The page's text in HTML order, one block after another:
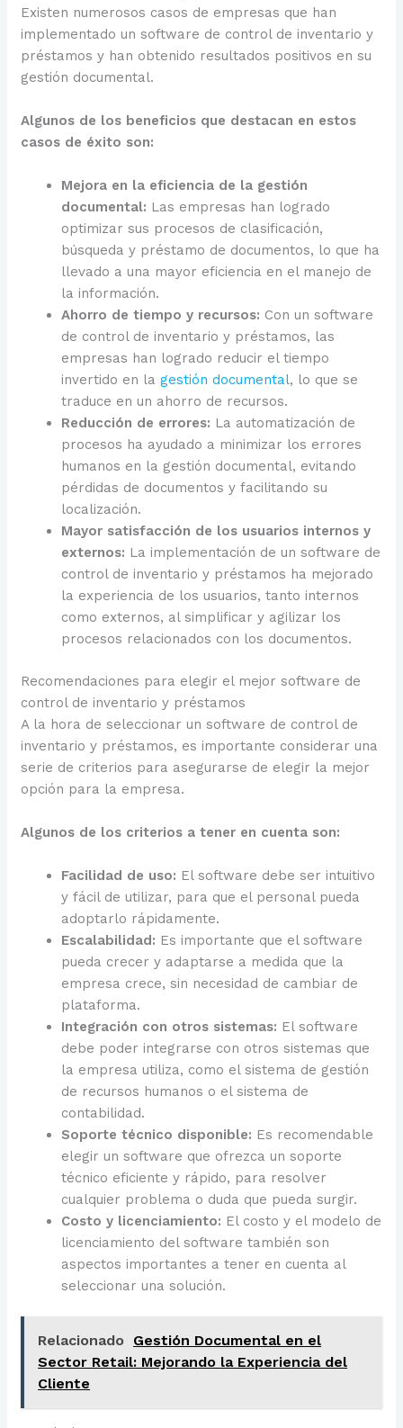
Existen numerosos casos de empresas que han
implementado un software de control de inventario y
préstamos y han obtenido resultados positivos en su
gestión documental.
Algunos de los beneficios que destacan en estos
casos de éxito son:
Mejora en la eficiencia de la gestión
documental: Las empresas han logrado
optimizar sus procesos de clasificación,
búsqueda y préstamo de documentos, lo que ha
llevado a una mayor eficiencia en el manejo de
la información.
Ahorro de tiempo y recursos: Con un software
de control de inventario y préstamos, las
empresas han logrado reducir el tiempo
invertido en lagestión documental, lo que se
traduce en un ahorro de recursos.
Reducción de errores: La automatización de
procesos ha ayudado a minimizar los errores
humanos en la gestión documental, evitando
pérdidas de documentos y facilitando su
localización.
Mayor satisfacción de los usuarios internos y
externos: La implementación de un software de
control de inventario y préstamos ha mejorado
la experiencia de los usuarios, tanto internos
como externos, al simplificar y agilizar los
procesos relacionados con los documentos.
Recomendaciones para elegir el mejor software de
control de inventario y préstamos
A la hora de seleccionar un software de control de
inventario y préstamos, es importante considerar una
serie de criterios para asegurarse de elegir la mejor
opción para la empresa.
Algunos de los criterios a tener en cuenta son:
Facilidad de uso: El software debe ser intuitivo
y fácil de utilizar, para que el personal pueda
adoptarlo rápidamente.
Escalabilidad: Es importante que el software
pueda crecer y adaptarse a medida que la
empresa crece, sin necesidad de cambiar de
plataforma.
Integración con otros sistemas: El software
debe poder integrarse con otros sistemas que
la empresa utiliza, como el sistema de gestión
de recursos humanos o el sistema de
contabilidad.
Soporte técnico disponible: Es recomendable
elegir un software que ofrezca un soporte
técnico eficiente y rápido, para resolver
cualquier problema o duda que pueda surgir.
Costo y licenciamiento: El costo y el modelo de
licenciamiento del software también son
aspectos importantes a tener en cuenta al
seleccionar una solución.
Relacionado
Gestión Documental en el
Sector Retail: Mejorando la Experiencia del
Cliente